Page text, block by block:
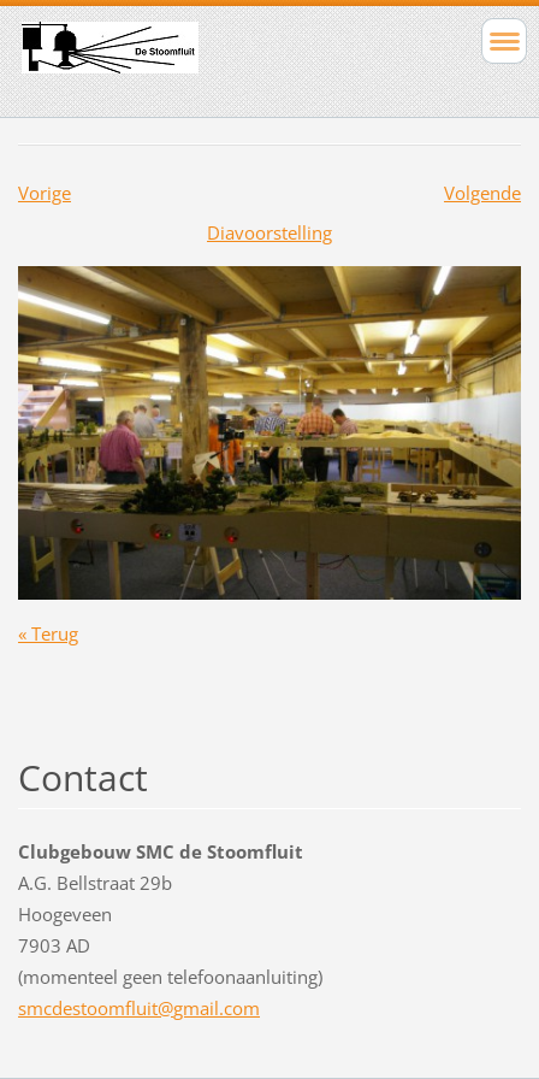
Vorige
Volgende
Diavoorstelling
« Terug
Contact
Clubgebouw SMC de Stoomfluit
A.G. Bellstraat 29b
Hoogeveen
7903 AD
(momenteel geen telefoonaanluiting)
smcdestoomfluit@gmail.com